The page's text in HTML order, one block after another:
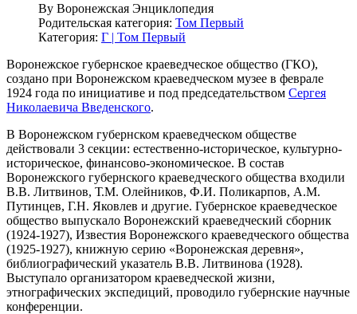
By Воронежская Энциклопедия
Родительская категория: Том Первый
Категория: Г | Том Первый
Воронежское губернское краеведческое общество (ГКО),
создано при Воронежском краеведческом музее в феврале
1924 года по инициативе и под председательством Сергея
Николаевича Введенского.
В Воронежском губернском краеведческом обществе
действовали 3 секции: естественно-историческое, культурно-
историческое, финансово-экономическое. В состав
Воронежского губернского краеведческого общества входили
В.В. Литвинов, Т.М. Олейников, Ф.И. Поликарпов, А.М.
Путинцев, Г.Н. Яковлев и другие. Губернское краеведческое
общество выпускало Воронежский краеведческий сборник
(1924-1927), Известия Воронежского краеведческого общества
(1925-1927), книжную серию «Воронежская деревня»,
библиографический указатель В.В. Литвинова (1928).
Выступало организатором краеведческой жизни,
этнографических экспедиций, проводило губернские научные
конференции.